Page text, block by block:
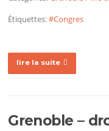
Étiquettes:#Congres
lire la suite
Grenoble –